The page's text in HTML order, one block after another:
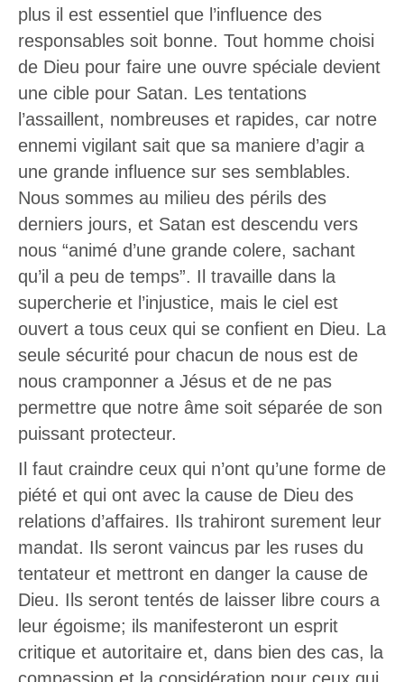
plus il est essentiel que l’influence des
responsables soit bonne. Tout homme choisi
de Dieu pour faire une ouvre spéciale devient
une cible pour Satan. Les tentations
l’assaillent, nombreuses et rapides, car notre
ennemi vigilant sait que sa maniere d’agir a
une grande influence sur ses semblables.
Nous sommes au milieu des périls des
derniers jours, et Satan est descendu vers
nous “animé d’une grande colere, sachant
qu’il a peu de temps”. Il travaille dans la
supercherie et l’injustice, mais le ciel est
ouvert a tous ceux qui se confient en Dieu. La
seule sécurité pour chacun de nous est de
nous cramponner a Jésus et de ne pas
permettre que notre âme soit séparée de son
puissant protecteur.
Il faut craindre ceux qui n’ont qu’une forme de
piété et qui ont avec la cause de Dieu des
relations d’affaires. Ils trahiront surement leur
mandat. Ils seront vaincus par les ruses du
tentateur et mettront en danger la cause de
Dieu. Ils seront tentés de laisser libre cours a
leur égoisme; ils manifesteront un esprit
critique et autoritaire et, dans bien des cas, la